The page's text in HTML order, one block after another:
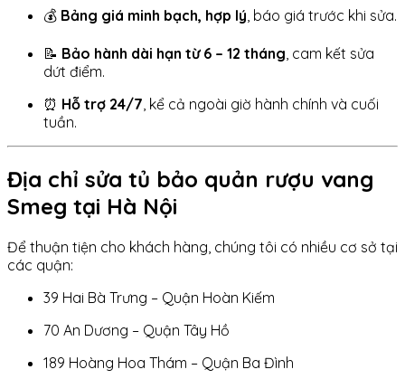
💰 Bảng giá minh bạch, hợp lý, báo giá trước khi sửa.
📝 Bảo hành dài hạn từ 6 – 12 tháng, cam kết sửa
dứt điểm.
⏰ Hỗ trợ 24/7, kể cả ngoài giờ hành chính và cuối
tuần.
Địa chỉ sửa tủ bảo quản rượu vang
Smeg tại Hà Nội
Để thuận tiện cho khách hàng, chúng tôi có nhiều cơ sở tại
các quận:
39 Hai Bà Trưng – Quận Hoàn Kiếm
70 An Dương – Quận Tây Hồ
189 Hoàng Hoa Thám – Quận Ba Đình